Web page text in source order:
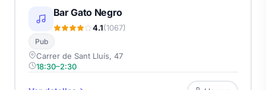
Bar Gato Negro
4.1(1067)
Pub
Carrer de Sant Lluís, 47
18:30–2:30